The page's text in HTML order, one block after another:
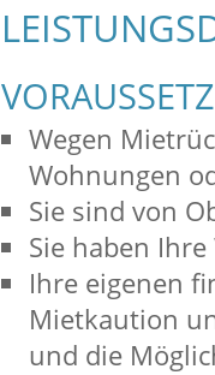
Wegen
Wohnungen
Sie sind von
Sie haben
Ihre eigenen
Mietkaution
und die